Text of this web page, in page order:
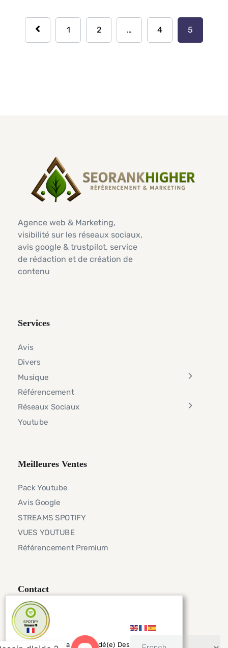
1 2 … 4 5
Agence web & Marketing,
visibilité sur les réseaux sociaux,
avis google & trustpilot, service
de rédaction et de création de
contenu
Services
Avis
Divers
Musique
Référencement
Réseaux Sociaux
Youtube
Meilleures Ventes
Pack Youtube
Avis Google
STREAMS SPOTIFY
VUES YOUTUBE
Référencement Premium
Contact
Telegram
info@seorankhigher.net
Tamar de France a commandé(e) Des